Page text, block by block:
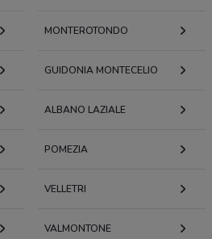
MONTEROTONDO
GUIDONIA MONTECELIO
ALBANO LAZIALE
POMEZIA
VELLETRI
VALMONTONE